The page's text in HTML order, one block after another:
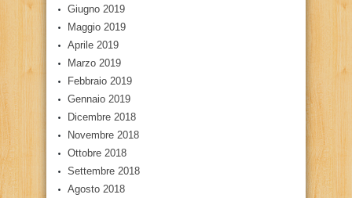
Giugno 2019
Maggio 2019
Aprile 2019
Marzo 2019
Febbraio 2019
Gennaio 2019
Dicembre 2018
Novembre 2018
Ottobre 2018
Settembre 2018
Agosto 2018